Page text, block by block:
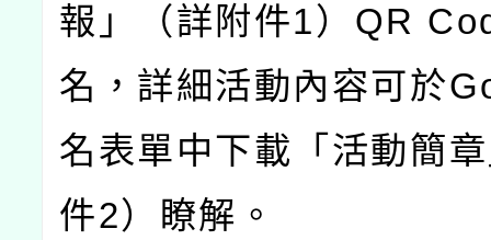
報」（詳附件1） QR
名，詳細活動內容可於
名表單中下載「活動簡
件2）瞭解。